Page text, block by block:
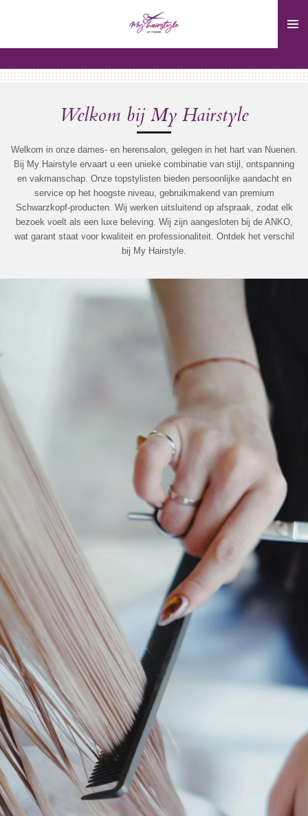
hoofdinhoud
Welkom bij My Hairstyle
Welkom in onze dames- en herensalon, gelegen in het hart van Nuenen.
Bij My Hairstyle ervaart u een unieke combinatie van stijl, ontspanning
en vakmanschap. Onze topstylisten bieden persoonlijke aandacht en
service op het hoogste niveau, gebruikmakend van premium
Schwarzkopf-producten. Wij werken uitsluitend op afspraak, zodat elk
bezoek voelt als een luxe beleving. Wij zijn aangesloten bij de ANKO,
wat garant staat voor kwaliteit en professionaliteit. Ontdek het verschil
bij My Hairstyle.